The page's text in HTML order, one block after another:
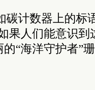
碳计数器上的标
果人们能意识
“海洋守护者”